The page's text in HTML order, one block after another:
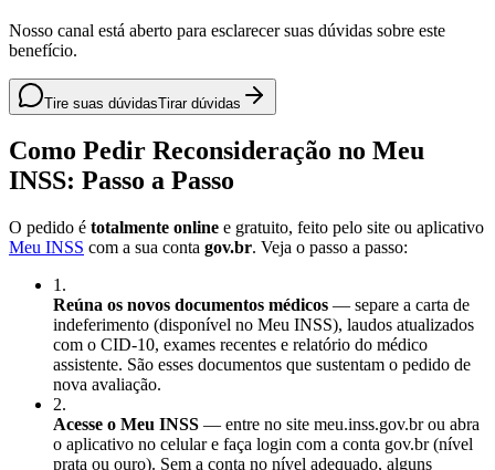
Nosso canal está aberto para esclarecer suas dúvidas sobre este
benefício.
Tire suas dúvidasTirar dúvidas
Como Pedir Reconsideração no Meu
INSS: Passo a Passo
O pedido é totalmente online e gratuito, feito pelo site ou aplicativo
Meu INSS com a sua conta gov.br. Veja o passo a passo:
1 .
Reúna os novos documentos médicos — separe a carta de
indeferimento (disponível no Meu INSS), laudos atualizados
com o CID-10, exames recentes e relatório do médico
assistente. São esses documentos que sustentam o pedido de
nova avaliação.
2.
Acesse o Meu INSS — entre no site meu.inss.gov.br ou abra
o aplicativo no celular e faça login com a conta gov.br (nível
prata ou ouro). Sem a conta no nível adequado, alguns